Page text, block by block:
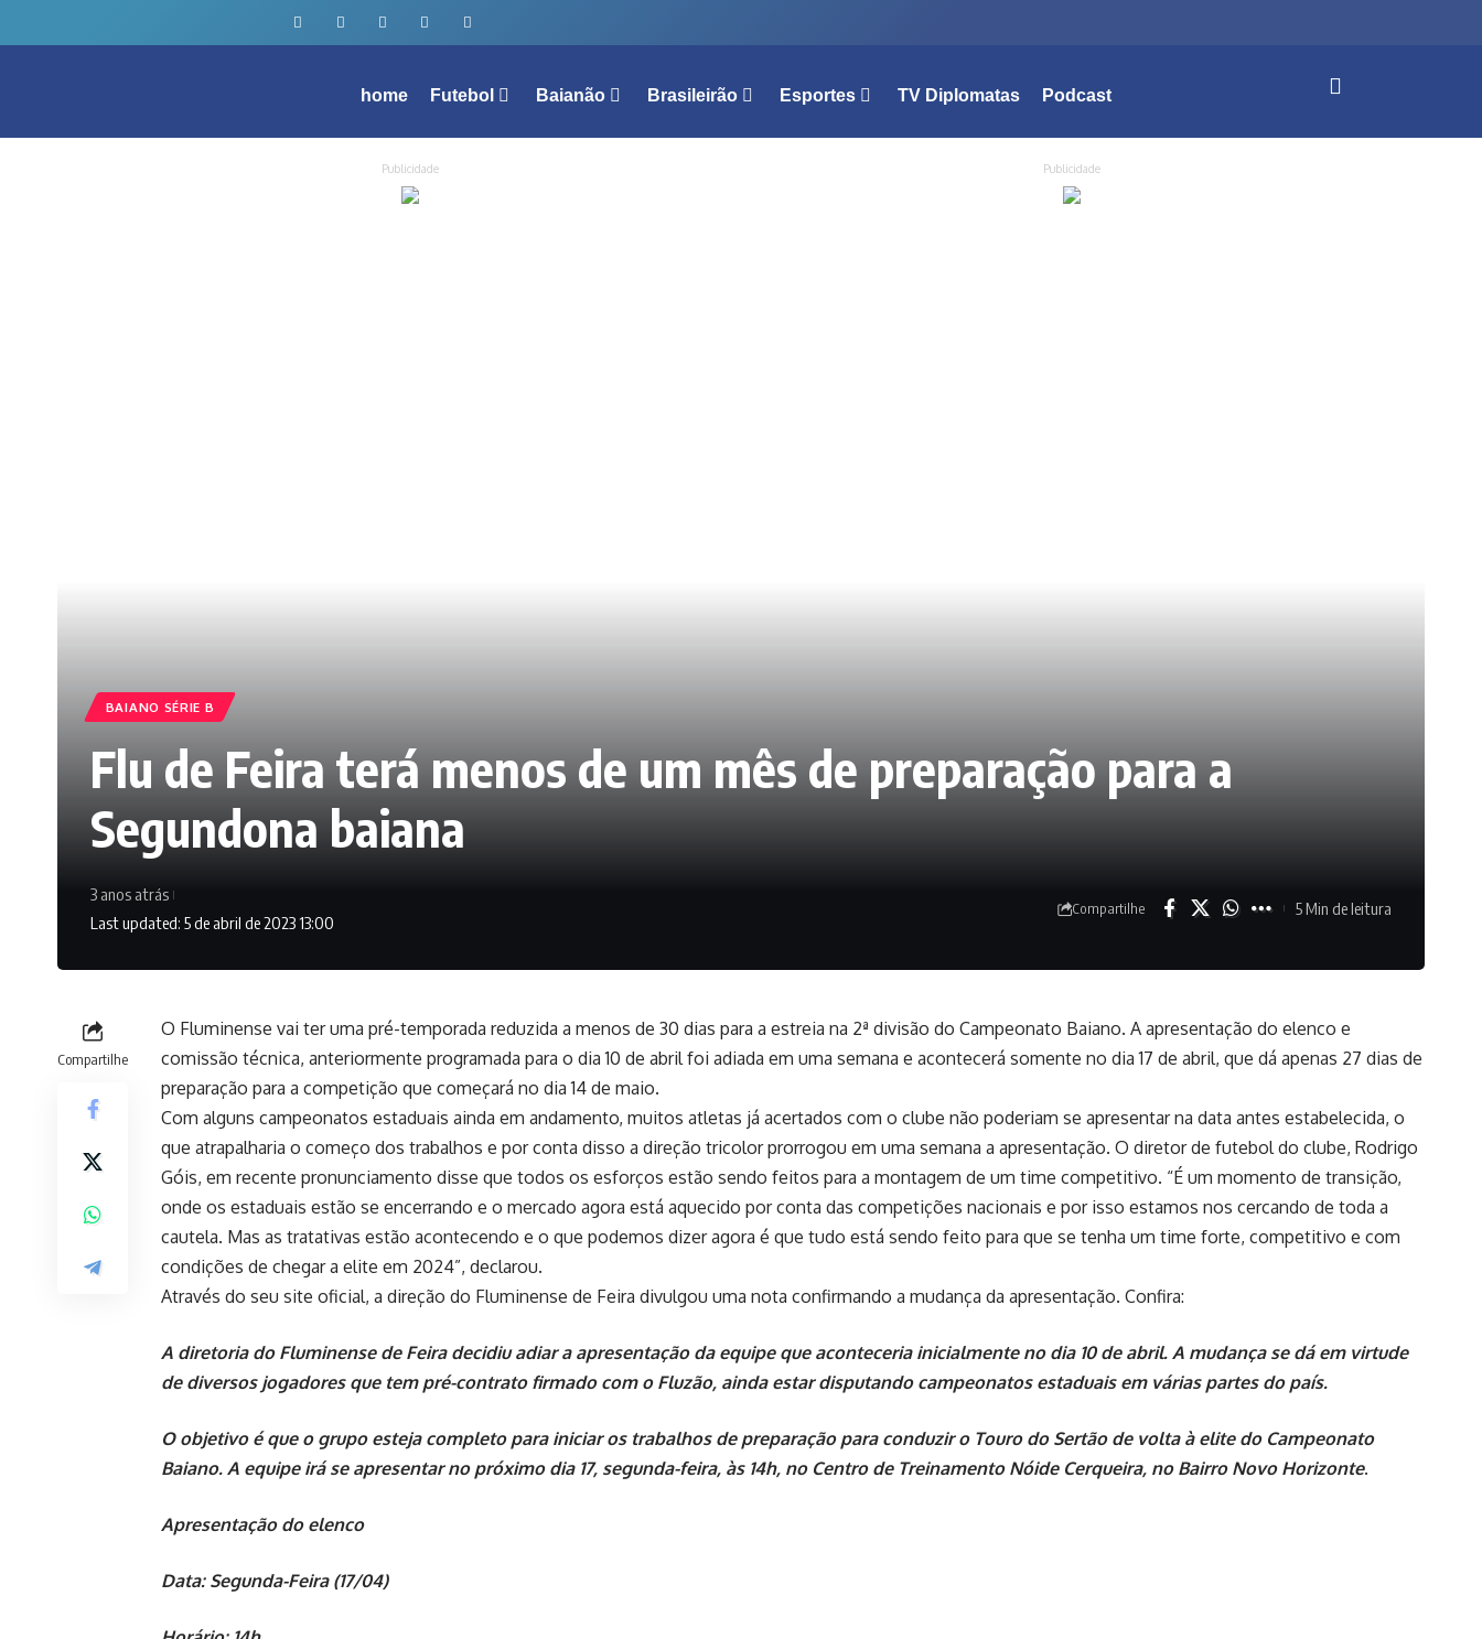
home Futebol Baianão Brasileirão Esportes TV Diplomatas Podcast
Publicidade Publicidade
BAIANO SÉRIE B
Flu de Feira terá menos de um mês de preparação para a
Segundona baiana
Last updated: 5 de abril de 2023 13:00
3 anos atrás
Compartilhe 5 Min de leitura
Compartilhe
O Fluminense vai ter uma pré-temporada reduzida a menos de 30 dias para a estreia na 2ª divisão do Campeonato Baiano. A apresentação do elenco e
comissão técnica, anteriormente programada para o dia 10 de abril foi adiada em uma semana e acontecerá somente no dia 17 de abril, que dá apenas 27 dias de
preparação para a competição que começará no dia 14 de maio.
Com alguns campeonatos estaduais ainda em andamento, muitos atletas já acertados com o clube não poderiam se apresentar na data antes estabelecida, o
que atrapalharia o começo dos trabalhos e por conta disso a direção tricolor prorrogou em uma semana a apresentação. O diretor de futebol do clube, Rodrigo
Góis, em recente pronunciamento disse que todos os esforços estão sendo feitos para a montagem de um time competitivo. “É um momento de transição,
onde os estaduais estão se encerrando e o mercado agora está aquecido por conta das competições nacionais e por isso estamos nos cercando de toda a
cautela. Mas as tratativas estão acontecendo e o que podemos dizer agora é que tudo está sendo feito para que se tenha um time forte, competitivo e com
condições de chegar a elite em 2024”, declarou.
Através do seu site oficial, a direção do Fluminense de Feira divulgou uma nota confirmando a mudança da apresentação. Confira:
A diretoria do Fluminense de Feira decidiu adiar a apresentação da equipe que aconteceria inicialmente no dia 10 de abril. A mudança se dá em virtude
de diversos jogadores que tem pré-contrato firmado com o Fluzão, ainda estar disputando campeonatos estaduais em várias partes do país.
O objetivo é que o grupo esteja completo para iniciar os trabalhos de preparação para conduzir o Touro do Sertão de volta à elite do Campeonato
Baiano. A equipe irá se apresentar no próximo dia 17, segunda-feira, às 14h, no Centro de Treinamento Nóide Cerqueira, no Bairro Novo Horizonte.
Apresentação do elenco
Data: Segunda-Feira (17/04)